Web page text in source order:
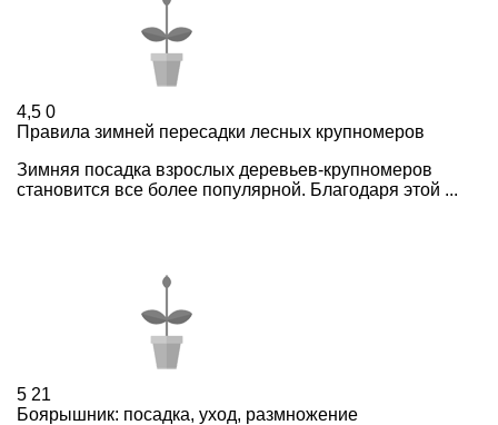
4,5 0
Правила зимней пересадки лесных крупномеров
Зимняя посадка взрослых деревьев-крупномеров
становится все более популярной. Благодаря этой ...
5 21
Боярышник: посадка, уход, размножение